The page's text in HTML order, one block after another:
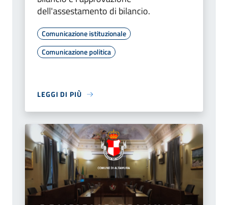
dell'assestamento di bilancio.
Comunicazione istituzionale
Comunicazione politica
LEGGI DI PIÙ